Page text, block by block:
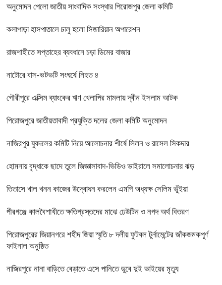
অনুমোদন পেলো জাতীয় সাংবাদিক সংস্থার পিরোজপুর জেলা কমিটি
কলাপাড়া হাসপাতালে চালু হলো সিজারিয়ান অপারেশন
রাজশাহীতে সপ্তাহের ব্যবধানে চড়া ডিমের বাজার
নাটোরে বাস-ভটভটি সংঘর্ষে নিহত ৪
গৌরীপুরে এক্সিম ব্যাংকের ঋণ খেলাপির মামলায় দ্বীন ইসলাম আটক
পিরোজপুরে জাতীয়তাবাদী প্রযুক্তি দলের জেলা কমিটি অনুমোদন
নাজিরপুর যুবদলের কমিটি নিয়ে আলোচনার শীর্ষে লিলন ও রাসেল সিকদার
হোমনায় বৃদ্ধাকে ছাদে তুলে জিজ্ঞাসাবাদ-ভিডিও ভাইরালে সমালোচনার ঝড়
তিতাসে খাল খনন কাজের উদ্বোধন করলেন এমপি অধ্যক্ষ সেলিম ভূঁইয়া
পীরগঞ্জে কালবৈশাখীতে ক্ষতিগ্রস্তদের মাঝে ঢেউটিন ও নগদ অর্থ বিতরণ
পিরোজপুরের জিয়ানগরে শহীদ জিয়া স্মৃতি ৮ দলীয় ফুটবল টুর্নামেন্টের জাঁকজমকপূর্ণ
ফাইনাল অনুষ্ঠিত
নাজিরপুরে নানা বাড়িতে বেড়াতে এসে পানিতে ডুবে দুই ভাইয়ের মৃত্যু